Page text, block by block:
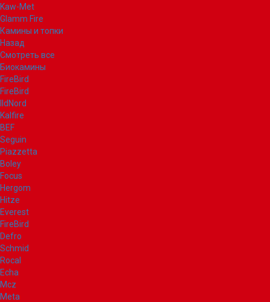
Kaw-Met
Glamm Fire
Камины и топки
Назад
Смотреть все
Биокамины
FireBird
FireBird
IldNord
Kalfire
BEF
Seguin
Piazzetta
Boley
Focus
Hergom
Hitze
Everest
FireBird
Defro
Schmid
Rocal
Echa
Mcz
Meta